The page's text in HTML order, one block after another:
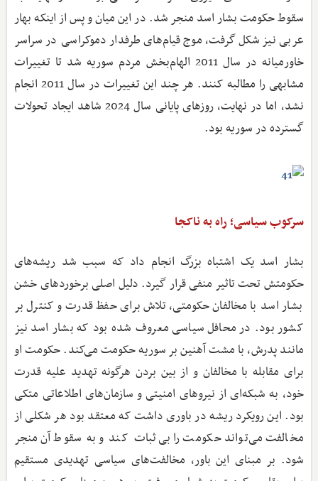
سقوط حکومت بشار اسد منجر شد. در این میان و پس از اینکه بهار
عربی نیز شکل گرفت، موج قیام‌های طرفدار دموکراسی در سراسر
خاورمیانه در سال 2011 الهام‌بخش مردم سوریه شد تا تغییرات
مشابهی را مطالبه کنند. هر چند این تغییرات در سال 2011 انجام
نشد، اما در نهایت، روزهای پایانی سال 2024 شاهد ایجاد تحولات
گسترده در سوریه بود.
سرکوب سیاسی؛ راه به ناکجا
بشار اسد یک اشتباه بزرگ انجام داد که سبب شد ریشه‌های
حکومتش تحت تاثیر منفی قرار گیرد. دلیل اصلی برخوردهای خشن
بشار اسد با مخالفان حکومتی، تلاش برای حفظ قدرت و کنترل بر
کشور بود. در محافل سیاسی معروف شده بود که بشار اسد نیز
مانند پدرش، با مشت آهنین بر سوریه حکومت می‌کند. حکومت او
برای مقابله با مخالفان و از بین بردن هرگونه تهدید علیه قدرت
خود، به شبکه‌ای از نیروهای امنیتی و سازمان‌های اطلاعاتی متکی
بود. این رویکرد ریشه در باوری داشت که معتقد بود هر شکلی از
مخالفت می‌تواند حکومت را بی‌ثبات کند و به سقوط آن منجر
شود. بر مبنای این باور، مخالفت‌های سیاسی تهدیدی مستقیم